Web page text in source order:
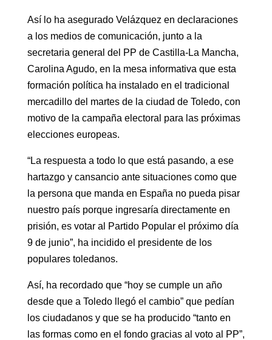
Así lo ha asegurado Velázquez en declaraciones
a los medios de comunicación, junto a la
secretaria general del PP de Castilla-La Mancha,
Carolina Agudo, en la mesa informativa que esta
formación política ha instalado en el tradicional
mercadillo del martes de la ciudad de Toledo, con
motivo de la campaña electoral para las próximas
elecciones europeas.
“La respuesta a todo lo que está pasando, a ese
hartazgo y cansancio ante situaciones como que
la persona que manda en España no pueda pisar
nuestro país porque ingresaría directamente en
prisión, es votar al Partido Popular el próximo día
9 de junio”, ha incidido el presidente de los
populares toledanos.
Así, ha recordado que “hoy se cumple un año
desde que a Toledo llegó el cambio” que pedían
los ciudadanos y que se ha producido “tanto en
las formas como en el fondo gracias al voto al PP”,